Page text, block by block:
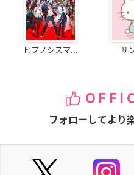
ヒプノシスマ... サ
フォローしてより